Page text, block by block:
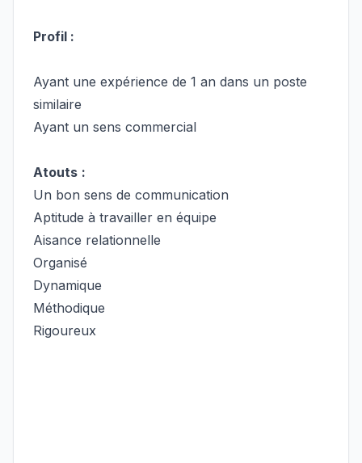
Profil :
Ayant une expérience de 1 an dans un poste
similaire
Ayant un sens commercial
Atouts :
Un bon sens de communication
Aptitude à travailler en équipe
Aisance relationnelle
Organisé
Dynamique
Méthodique
Rigoureux